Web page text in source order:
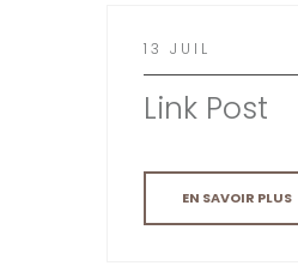
13 JUIL
Link Post
EN SAVOIR PLUS